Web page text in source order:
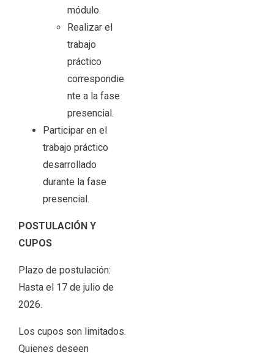
módulo.
Realizar el
trabajo
práctico
correspondie
nte a la fase
presencial.
Participar en el
trabajo práctico
desarrollado
durante la fase
presencial.
POSTULACIÓN Y
CUPOS
Plazo de postulación:
Hasta el 17 de julio de
2026.
Los cupos son limitados.
Quienes deseen